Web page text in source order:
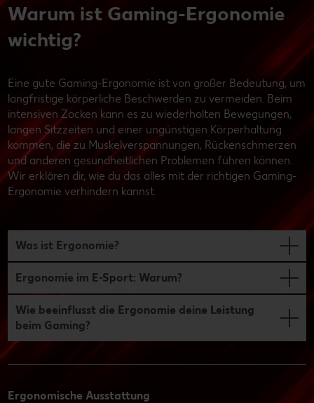
Warum ist Gaming-Ergonomie
wichtig?
Eine gute Gaming-Ergonomie ist von großer Bedeutung, um
langfristige körperliche Beschwerden zu vermeiden. Beim
intensiven Zocken kann es zu wiederholten Bewegungen,
langen Sitzzeiten und einer ungünstigen Körperhaltung
kommen, die zu Muskelverspannungen, Rückenschmerzen
und anderen gesundheitlichen Problemen führen können.
Wir erklären dir, wie du das alles mit der richtigen Gaming-
Ergonomie verhindern kannst.
Was ist Ergonomie?
Ergonomie im E-Sport: Warum?
Wie beeinflusst die Ergonomie deine Leistung
beim Gaming?
Ergonomische Ausstattung